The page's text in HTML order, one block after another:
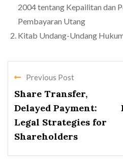
2004 tentang Kepailitan dan
Pembayaran Utang
Kitab Undang-Undang
Previous Post
Share Transfer,
Delayed Payment:
Legal Strategies for
Shareholders